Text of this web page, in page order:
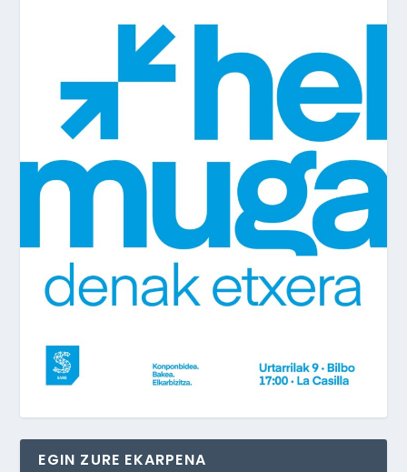
EGIN ZURE EKARPENA